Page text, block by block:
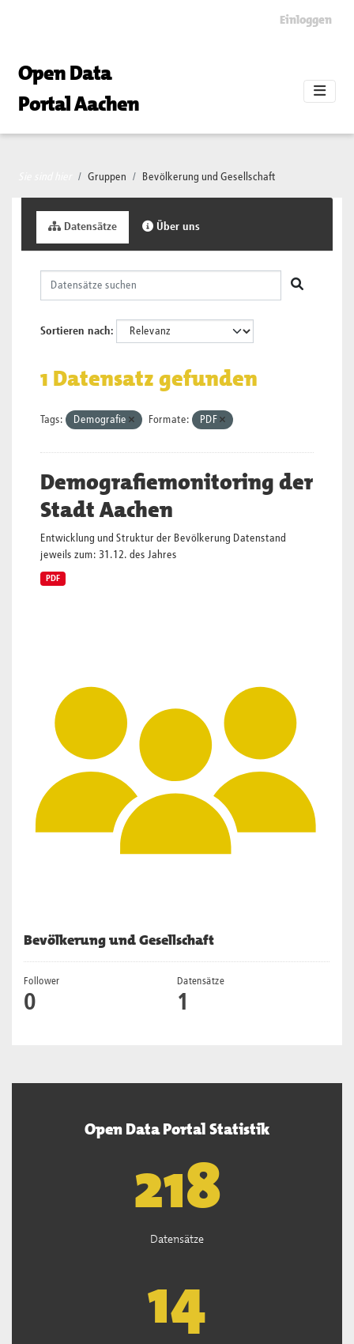
Einloggen
Open Data
Portal Aachen
Gruppen Bevölkerung und Gesellschaft
Bevölkerung und Gesellschaft
Follower
0
Datensätze
1
Datensätze Über uns
Sortieren nach
1 Datensatz gefunden
Tags: Demografie Formate: PDF
Demografiemonitoring der
Stadt Aachen
Entwicklung und Struktur der Bevölkerung Datenstand
jeweils zum: 31.12. des Jahres
PDF
Open Data Portal Statistik
220
Datensätze
15